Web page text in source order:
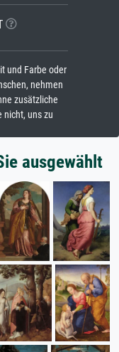
und Farbe oder
nehmen
zusätzliche
nicht, uns zu
ausgewählt